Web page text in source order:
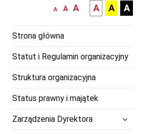
mniejsza
A
normalna
A
większa-
czcionka
A
kontrast
czarny
białym
A
kontrast
czarny
zółtym
A
kontrast
żółty
A
Strona główna
Statut i Regulamin organizacyjny
Struktura organizacyjna
Status prawny i majątek
Zarządzenia Dyrektora
rozwiń
menu